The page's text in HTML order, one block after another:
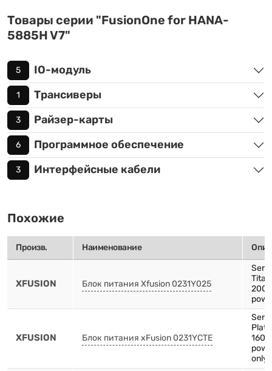
Товары серии "FusionOne for HANA-
5885H V7"
5 IO-модуль
1 Трансиверы
3 Райзер-карты
6 Программное обеспечение
3 Интерфейсные кабели
Похожие
Произв. Наименование
XFUSION Блок питания Xfusion 0231Y025
XFUSION Блок питания xFusion 0231YCTE
only